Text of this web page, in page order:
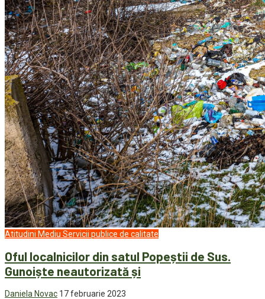
Atitudini Mediu Servicii publice de calitate
Oful localnicilor din satul Popeștii de Sus.
Gunoiște neautorizată și
Daniela Novac 17 februarie 2023